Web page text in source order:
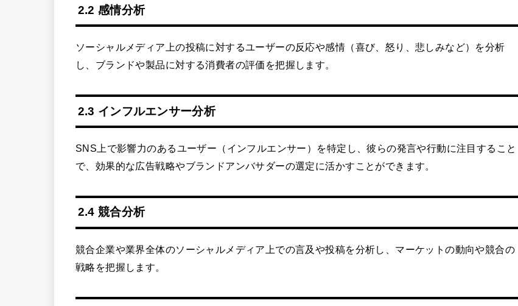
2.2 感情分析
ソーシャルメディア上の投稿に対するユーザーの反応や感情（喜び、怒り、悲しみなど）を分析
し、ブランドや製品に対する消費者の評価を把握します。
2.3 インフルエンサー分析
SNS上で影響力のあるユーザー（インフルエンサー）を特定し、彼らの発言や行動に注目すること
で、効果的な広告戦略やブランドアンバサダーの選定に活かすことができます。
2.4 競合分析
競合企業や業界全体のソーシャルメディア上での言及や投稿を分析し、マーケットの動向や競合の
戦略を把握します。